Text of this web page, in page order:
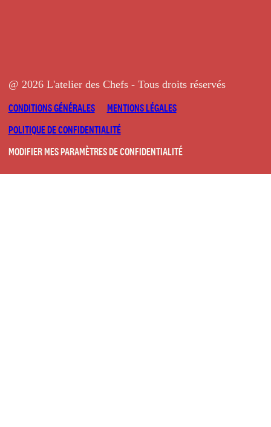
@ 2026 L'atelier des Chefs - Tous droits réservés
CONDITIONS GÉNÉRALES
MENTIONS LÉGALES
POLITIQUE DE CONFIDENTIALITÉ
MODIFIER MES PARAMÈTRES DE CONFIDENTIALITÉ